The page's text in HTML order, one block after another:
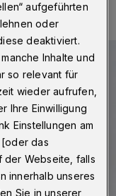
aufgeführten
oder
deaktiviert.
Inhalte und
so relevant für
wieder aufrufen,
Ihre Einwilligung
Einstellungen am
das
der Webseite, falls
innerhalb unseres
Sie in unserer